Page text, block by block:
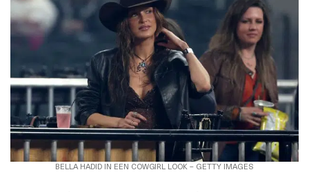
BELLA HADID IN EEN COWGIRL LOOK – GETTY IMAGES